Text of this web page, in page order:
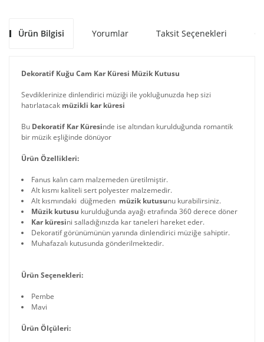
Ürün Bilgisi Yorumlar Taksit Seçenekleri
Dekoratif Kuğu Cam Kar Küresi Müzik Kutusu
Sevdiklerinize dinlendirici müziği ile yokluğunuzda hep sizi
hatırlatacak müzikli kar küresi
Bu Dekoratif Kar Küresinde ise altından kurulduğunda romantik
bir müzik eşliğinde dönüyor
Ürün Özellikleri:
Fanus kalın cam malzemeden üretilmiştir.
Alt kısmı kaliteli sert polyester malzemedir.
Alt kısmındaki düğmeden müzik kutusunu kurabilirsiniz.
Müzik kutusu kurulduğunda ayağı etrafında 360 derece döner
Kar küresini salladığınızda kar taneleri hareket eder.
Dekoratif görünümünün yanında dinlendirici müziğe sahiptir.
Muhafazalı kutusunda gönderilmektedir.
Ürün Seçenekleri:
Pembe
Mavi
Ürün Ölçüleri: